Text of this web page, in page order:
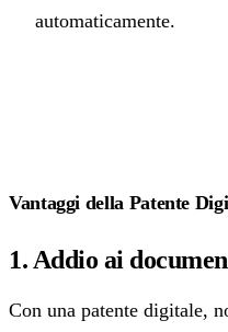
automaticamente.
Vantaggi della Patente
1. Addio ai
Con una patente digitale,